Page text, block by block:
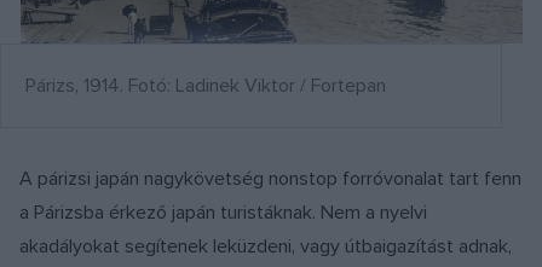
Párizs, 1914. Fotó: Ladinek Viktor / Fortepan
A párizsi japán nagykövetség nonstop forróvonalat tart fenn
a Párizsba érkező japán turistáknak. Nem a nyelvi
akadályokat segítenek leküzdeni, vagy útbaigazítást adnak,